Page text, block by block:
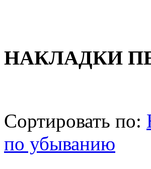
НАКЛАДКИ
Сортировать по:
по убыванию